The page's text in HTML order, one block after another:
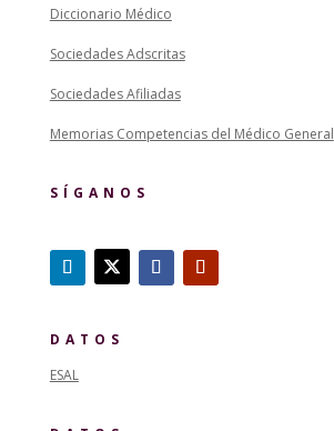
Diccionario Médico
Sociedades Adscritas
Sociedades Afiliadas
Memorias Competencias del Médico General
SÍGANOS
DATOS
ESAL